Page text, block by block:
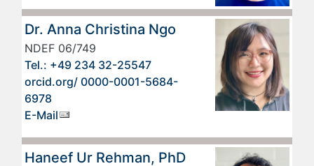
Dr. Anna Christina Ngo
NDEF 06/749
Tel.: +49 234 32-25547
orcid.org/ 0000-0001-5684-
6978
E-Mail
Haneef Ur Rehman, PhD